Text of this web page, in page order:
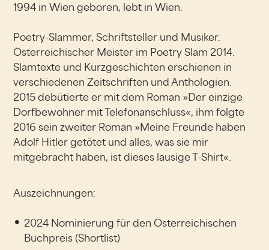
1994 in Wien geboren, lebt in Wien.
Poetry-Slammer, Schriftsteller und Musiker.
Österreichischer Meister im Poetry Slam 2014.
Slamtexte und Kurzgeschichten erschienen in
verschiedenen Zeitschriften und Anthologien.
2015 debütierte er mit dem Roman »Der einzige
Dorfbewohner mit Telefonanschluss«, ihm folgte
2016 sein zweiter Roman »Meine Freunde haben
Adolf Hitler getötet und alles, was sie mir
mitgebracht haben, ist dieses lausige T-Shirt«.
Auszeichnungen:
2024 Nominierung für den Österreichischen
Buchpreis (Shortlist)